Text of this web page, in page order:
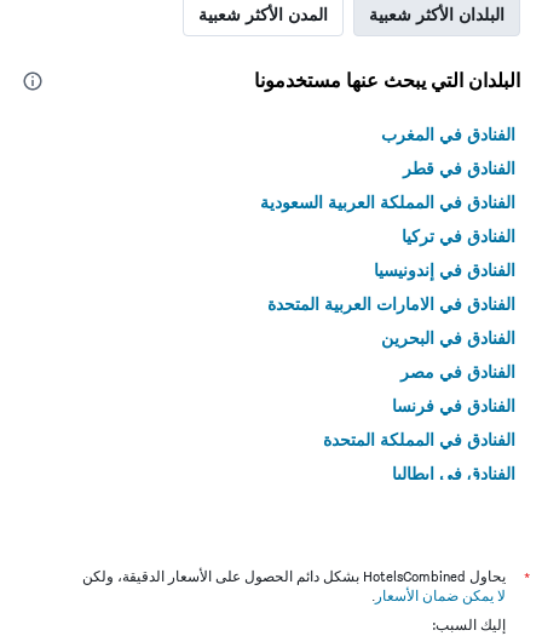
البلدان الأكثر شعبية المدن الأكثر شعبية
البلدان التي يبحث عنها مستخدمونا
الفنادق في المغرب
الفنادق في قطر
الفنادق في المملكة العربية السعودية
الفنادق في تركيا
الفنادق في إندونيسيا
الفنادق في الامارات العربية المتحدة
الفنادق في البحرين
الفنادق في مصر
الفنادق في فرنسا
الفنادق في المملكة المتحدة
الفنادق في إيطاليا
*
يحاول HotelsCombined بشكل دائم الحصول على الأسعار الدقيقة، ولكن
لا يمكن ضمان الأسعار .
إليك السبب: